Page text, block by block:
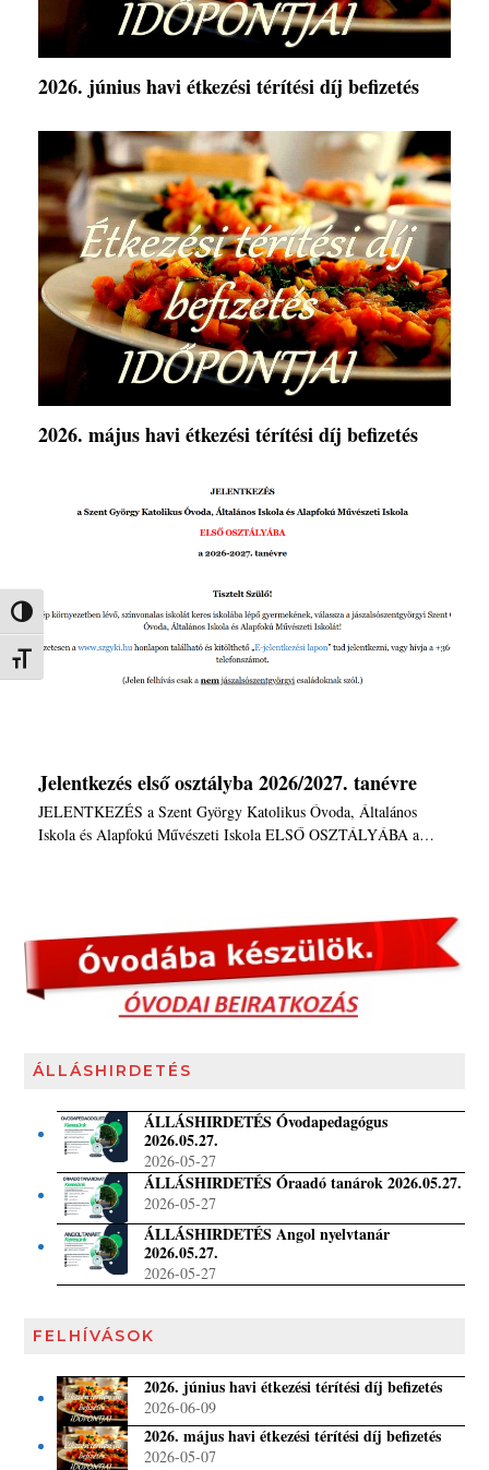
Nagy kontraszt váltása
Betűméret váltása
2026. június havi étkezési térítési díj befizetés
2026. május havi étkezési térítési díj befizetés
Jelentkezés első osztályba 2026/2027. tanévre
JELENTKEZÉS a Szent György Katolikus Óvoda, Általános
Iskola és Alapfokú Művészeti Iskola ELSŐ OSZTÁLYÁBA a…
ÁLLÁSHIRDETÉS
ÁLLÁSHIRDETÉS Óvodapedagógus
2026.05.27.
2026-05-27
ÁLLÁSHIRDETÉS Óraadó tanárok 2026.05.27.
2026-05-27
ÁLLÁSHIRDETÉS Angol nyelvtanár
2026.05.27.
2026-05-27
FELHÍVÁSOK
2026. június havi étkezési térítési díj befizetés
2026-06-09
2026. május havi étkezési térítési díj befizetés
2026-05-07